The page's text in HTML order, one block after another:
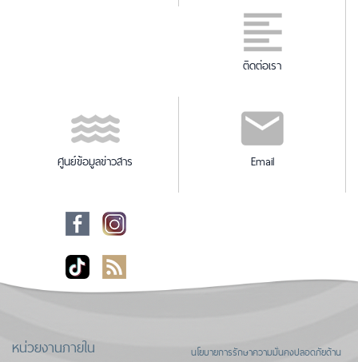
ติดต่อเรา
ศูนย์ข้อมูลข่าวสาร Email
หน่วยงานภายใน
นโยบายการรักษาความมั่นคงปลอดภัยด้าน